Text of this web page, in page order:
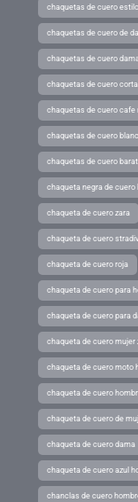
chaquetas de cuero
chaquetas de cuero de
chaquetas de cuero
chaquetas de cuero
chaquetas de cuero cafe
chaquetas de cuero
chaquetas de cuero
chaqueta negra de cuero
chaqueta de cuero zara
chaqueta de cuero
chaqueta de cuero roja
chaqueta de cuero para
chaqueta de cuero para
chaqueta de cuero mujer
chaqueta de cuero moto
chaqueta de cuero
chaqueta de cuero de
chaqueta de cuero dama
chaqueta de cuero azul
chanclas de cuero